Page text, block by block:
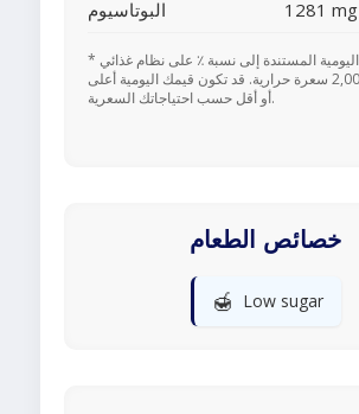
البوتاسيوم
1281 mg
* تعتمد القيم اليومية المستندة إلى نسبة ٪ على نظام غذائي
يحتوي على 2,000 سعرة حرارية. قد تكون قيمك اليومية أعلى
أو أقل حسب احتياجاتك السعرية.
خصائص الطعام
🍯 Low sugar